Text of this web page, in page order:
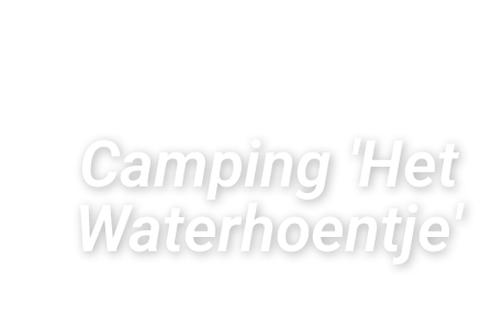
Camping 'Het
Waterhoentje'